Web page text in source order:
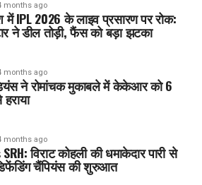
months ago
में IPL 2026 के लाइव प्रसारण पर रोक:
ने डील तोड़ी, फैंस को बड़ा झटका
months ago
ने रोमांचक मुकाबले में केकेआर को 6
months ago
विराट कोहली की धमाकेदार पारी से
चैंपियंस की शुरुआत